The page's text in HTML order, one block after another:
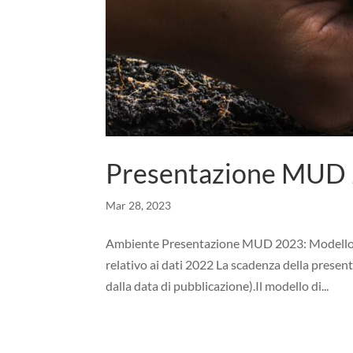
Presentazione
Mar 28, 2023
Ambiente Presentazione MUD 2023:
relativo ai dati 2022 La scadenza della
dalla data di pubblicazione).Il modello di...